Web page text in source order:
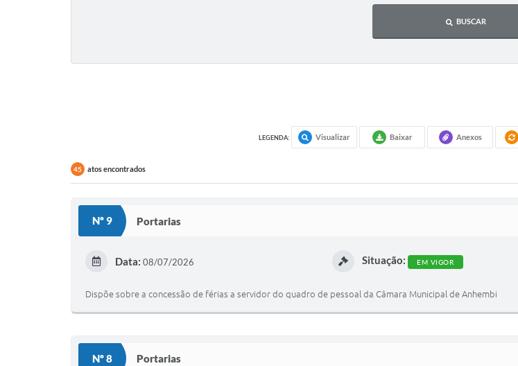
BUSCAR
LEGENDA: Visualizar Baixar Anexos
45 atos encontrados
Nº 9 Portarias
Data: 08/07/2026 Situação: EM VIGOR
Dispõe sobre a concessão de férias a servidor do quadro de pessoal da Câmara Municipal de Anhembi
Nº 8 Portarias